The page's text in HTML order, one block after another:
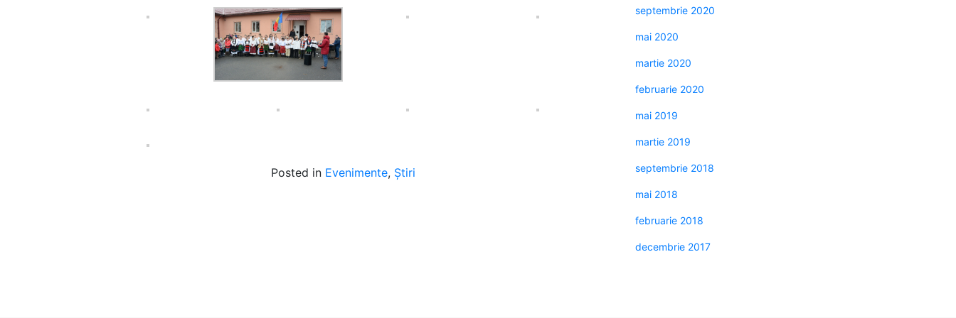
Posted in Evenimente, Știri
septembrie 2020
mai 2020
martie 2020
februarie 2020
mai 2019
martie 2019
septembrie 2018
mai 2018
februarie 2018
decembrie 2017